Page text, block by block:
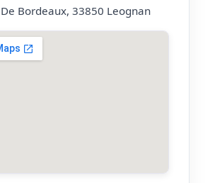
Bordeaux, 33850 Leognan